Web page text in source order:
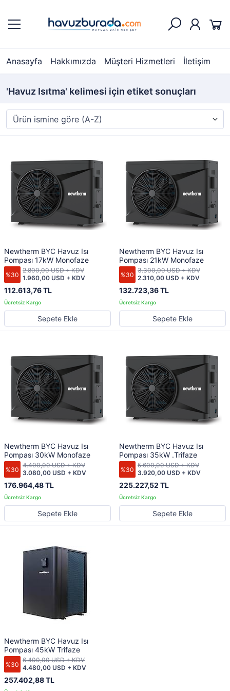
Anasayfa Hakkımızda Müşteri Hizmetleri İletişim
'Havuz Isıtma' kelimesi için etiket sonuçları
Newtherm BYC Havuz Isı
Pompası 17kW Monofaze
%30
112.613,76 TL
1.960,00 USD + KDV
2.800,00 USD + KDV
Sepete Ekle
Newtherm BYC Havuz Isı
Pompası 21kW Monofaze
%30
132.723,36 TL
2.310,00 USD + KDV
3.300,00 USD + KDV
Sepete Ekle
Newtherm BYC Havuz Isı
Pompası 30kW Monofaze
%30
176.964,48 TL
3.080,00 USD + KDV
4.400,00 USD + KDV
Sepete Ekle
Newtherm BYC Havuz Isı
Pompası 35kW .Trifaze
%30
225.227,52 TL
3.920,00 USD + KDV
5.600,00 USD + KDV
Sepete Ekle
Newtherm BYC Havuz Isı
Pompası 45kW Trifaze
%30
257.402,88 TL
4.480,00 USD + KDV
6.400,00 USD + KDV